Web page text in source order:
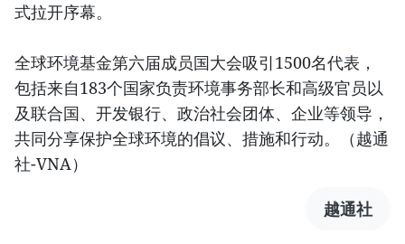
式拉开序幕。
全球环境基金第六届成员国大会吸引1500名代表，
包括来自183个国家负责环境事务部长和高级官员以
及联合国、开发银行、政治社会团体、企业等领导，
共同分享保护全球环境的倡议、措施和行动。（越通
社-VNA）
越通社